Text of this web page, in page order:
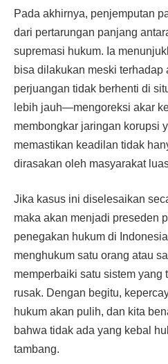
Pada akhirnya, penjemputan
dari pertarungan panjang
supremasi hukum. Ia
bisa dilakukan meski terhadap
perjuangan tidak berhenti di
lebih jauh—mengoreksi akar
membongkar jaringan korupsi
memastikan keadilan tidak
dirasakan oleh masyarakat
Jika kasus ini diselesaikan
maka akan menjadi preseden
penegakan hukum di
menghukum satu orang atau
memperbaiki satu sistem yang
rusak. Dengan begitu,
hukum akan pulih, dan kita
bahwa tidak ada yang kebal
tambang.